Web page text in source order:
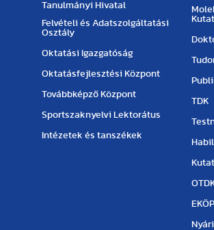
Tanulmányi Hivatal
Felvételi és Adatszolgáltatási
Osztály
Oktatási Igazgatóság
Oktatásfejlesztési Központ
Továbbképző Központ
Sportszaknyelvi Lektorátus
Intézetek és tanszékek
TDK
EKÖP